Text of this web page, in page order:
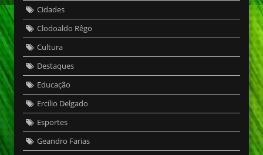
Cidades
Clodoaldo Rêgo
Cultura
Destaques
Educação
Ercílio Delgado
Esportes
Geandro Farias